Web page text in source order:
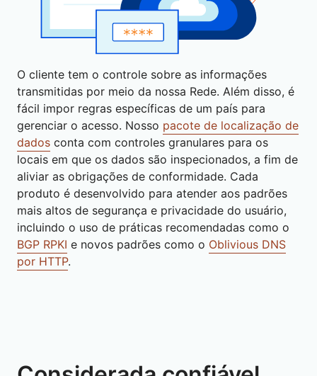
O cliente tem o controle sobre as informações
transmitidas por meio da nossa Rede. Além disso, é
fácil impor regras específicas de um país para
gerenciar o acesso. Nosso pacote de localização de
dados conta com controles granulares para os
locais em que os dados são inspecionados, a fim de
aliviar as obrigações de conformidade. Cada
produto é desenvolvido para atender aos padrões
mais altos de segurança e privacidade do usuário,
incluindo o uso de práticas recomendadas como o
BGP RPKI e novos padrões como o Oblivious DNS
por HTTP.